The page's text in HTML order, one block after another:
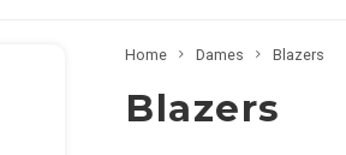
Home Dames Blazers
Blazers